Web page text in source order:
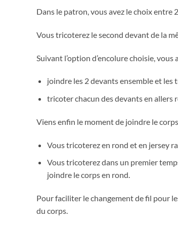
Dans le patron, vous avez le choix entre
Vous tricoterez le second devant de la
Suivant l’option d’encolure choisie, vous
joindre les 2 devants ensemble et
tricoter chacun des devants en allers
Viens enfin le moment de joindre le
Vous tricoterez en rond et en jersey
Vous tricoterez dans un premier
joindre le corps en rond.
Pour faciliter le changement de fil pour
du corps.